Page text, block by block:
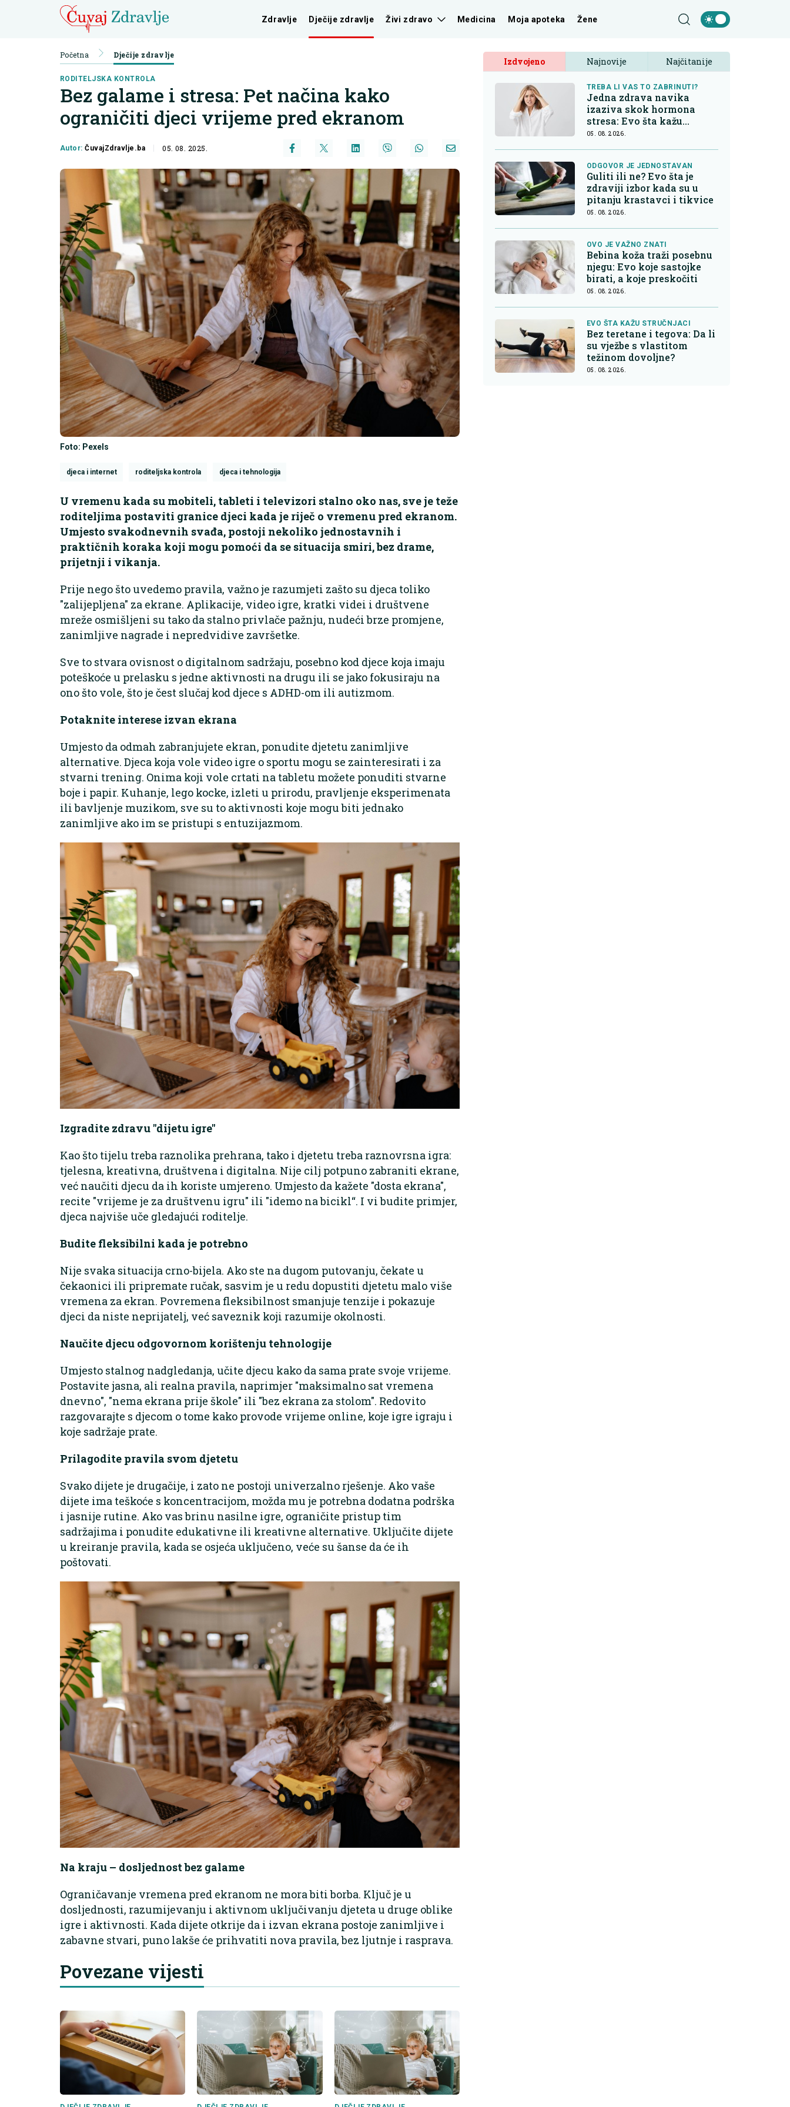
Zdravlje Dječije zdravlje Živi zdravo Medicina Moja apoteka Žene
Početna Dječije zdravlje
RODITELJSKA KONTROLA
Bez galame i stresa: Pet načina kako
ograničiti djeci vrijeme pred ekranom
Autor:ČuvajZdravlje.ba 05. 08. 2025.
Foto: Pexels
djeca i internet roditeljska kontrola djeca i tehnologija
U vremenu kada su mobiteli, tableti i televizori stalno oko nas, sve je teže
roditeljima postaviti granice djeci kada je riječ o vremenu pred ekranom.
Umjesto svakodnevnih svađa, postoji nekoliko jednostavnih i
praktičnih koraka koji mogu pomoći da se situacija smiri, bez drame,
prijetnji i vikanja.
Prije nego što uvedemo pravila, važno je razumjeti zašto su djeca toliko
"zalijepljena" za ekrane. Aplikacije, video igre, kratki videi i društvene
mreže osmišljeni su tako da stalno privlače pažnju, nudeći brze promjene,
zanimljive nagrade i nepredvidive završetke.
Sve to stvara ovisnost o digitalnom sadržaju, posebno kod djece koja imaju
poteškoće u prelasku s jedne aktivnosti na drugu ili se jako fokusiraju na
ono što vole, što je čest slučaj kod djece s ADHD-om ili autizmom.
Potaknite interese izvan ekrana
Umjesto da odmah zabranjujete ekran, ponudite djetetu zanimljive
alternative. Djeca koja vole video igre o sportu mogu se zainteresirati i za
stvarni trening. Onima koji vole crtati na tabletu možete ponuditi stvarne
boje i papir. Kuhanje, lego kocke, izleti u prirodu, pravljenje eksperimenata
ili bavljenje muzikom, sve su to aktivnosti koje mogu biti jednako
zanimljive ako im se pristupi s entuzijazmom.
Izgradite zdravu "dijetu igre"
Kao što tijelu treba raznolika prehrana, tako i djetetu treba raznovrsna igra:
tjelesna, kreativna, društvena i digitalna. Nije cilj potpuno zabraniti ekrane,
već naučiti djecu da ih koriste umjereno. Umjesto da kažete "dosta ekrana",
recite "vrijeme je za društvenu igru" ili "idemo na bicikl“. I vi budite primjer,
djeca najviše uče gledajući roditelje.
Budite fleksibilni kada je potrebno
Nije svaka situacija crno-bijela. Ako ste na dugom putovanju, čekate u
čekaonici ili pripremate ručak, sasvim je u redu dopustiti djetetu malo više
vremena za ekran. Povremena fleksibilnost smanjuje tenzije i pokazuje
djeci da niste neprijatelj, već saveznik koji razumije okolnosti.
Naučite djecu odgovornom korištenju tehnologije
Umjesto stalnog nadgledanja, učite djecu kako da sama prate svoje vrijeme.
Postavite jasna, ali realna pravila, naprimjer "maksimalno sat vremena
dnevno", "nema ekrana prije škole" ili "bez ekrana za stolom". Redovito
razgovarajte s djecom o tome kako provode vrijeme online, koje igre igraju i
koje sadržaje prate.
Prilagodite pravila svom djetetu
Svako dijete je drugačije, i zato ne postoji univerzalno rješenje. Ako vaše
dijete ima teškoće s koncentracijom, možda mu je potrebna dodatna podrška
i jasnije rutine. Ako vas brinu nasilne igre, ograničite pristup tim
sadržajima i ponudite edukativne ili kreativne alternative. Uključite dijete
u kreiranje pravila, kada se osjeća uključeno, veće su šanse da će ih
poštovati.
Na kraju – dosljednost bez galame
Ograničavanje vremena pred ekranom ne mora biti borba. Ključ je u
dosljednosti, razumijevanju i aktivnom uključivanju djeteta u druge oblike
igre i aktivnosti. Kada dijete otkrije da i izvan ekrana postoje zanimljive i
zabavne stvari, puno lakše će prihvatiti nova pravila, bez ljutnje i rasprava.
Povezane vijesti
Izdvojeno Najnovije Najčitanije
TREBA LI VAS TO ZABRINUTI?
Jedna zdrava navika
izaziva skok hormona
stresa: Evo šta kažu
endokrinolozi
05. 08. 2026.
ODGOVOR JE JEDNOSTAVAN
Guliti ili ne? Evo šta je
zdraviji izbor kada su u
pitanju krastavci i tikvice
05. 08. 2026.
OVO JE VAŽNO ZNATI
Bebina koža traži posebnu
njegu: Evo koje sastojke
birati, a koje preskočiti
05. 08. 2026.
EVO ŠTA KAŽU STRUČNJACI
Bez teretane i tegova: Da li
su vježbe s vlastitom
težinom dovoljne?
05. 08. 2026.